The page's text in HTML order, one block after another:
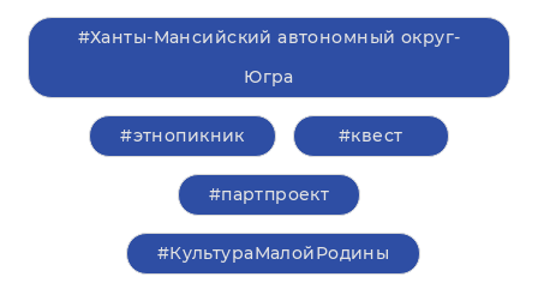
#Ханты-Мансийский автономный округ-
Югра
#этнопикник #квест
#партпроект
#КультураМалойРодины